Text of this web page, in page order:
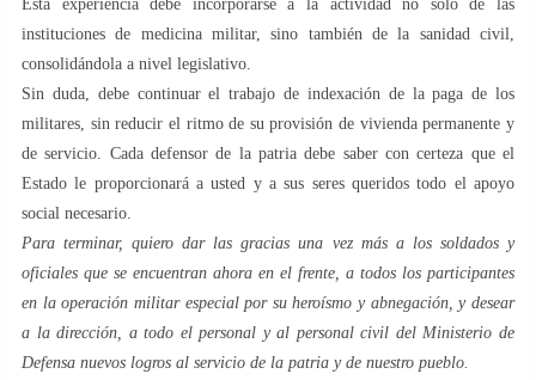
Esta experiencia debe incorporarse a la actividad no solo de las
instituciones de medicina militar, sino también de la sanidad civil,
consolidándola a nivel legislativo.
Sin duda, debe continuar el trabajo de indexación de la paga de los
militares, sin reducir el ritmo de su provisión de vivienda permanente y
de servicio. Cada defensor de la patria debe saber con certeza que el
Estado le proporcionará a usted y a sus seres queridos todo el apoyo
social necesario.
Para terminar, quiero dar las gracias una vez más a los soldados y
oficiales que se encuentran ahora en el frente, a todos los participantes
en la operación militar especial por su heroísmo y abnegación, y desear
a la dirección, a todo el personal y al personal civil del Ministerio de
Defensa nuevos logros al servicio de la patria y de nuestro pueblo.